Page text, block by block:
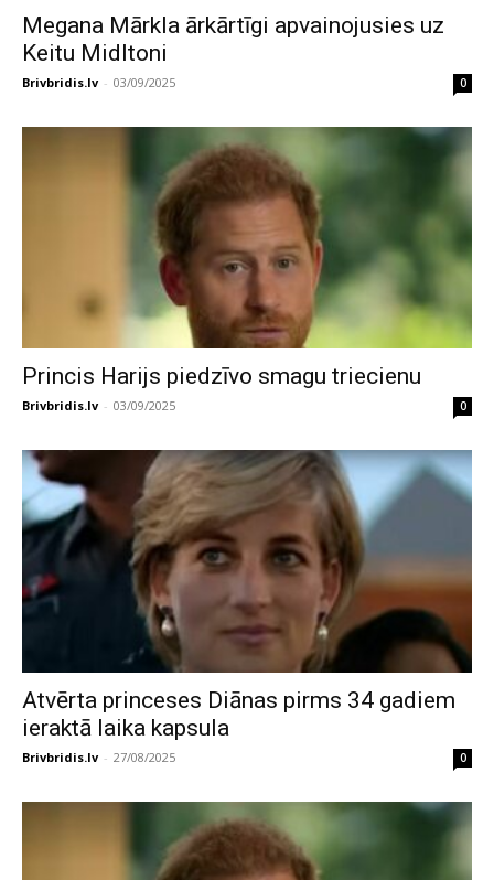
Megana Mārkla ārkārtīgi apvainojusies uz
Keitu Midltoni
Brivbridis.lv - 03/09/2025 0
Princis Harijs piedzīvo smagu triecienu
Brivbridis.lv - 03/09/2025 0
Atvērta princeses Diānas pirms 34 gadiem
ieraktā laika kapsula
Brivbridis.lv - 27/08/2025 0